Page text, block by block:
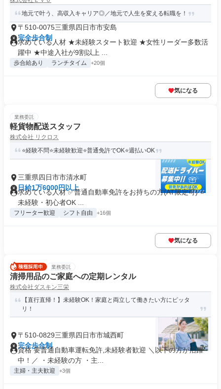
地元で叶う、高収入キャリア◎／地元で人生を変える転職を！
〒510-0075三重県四日市市安島
完全歩合制
求めている人材 ★未経験スタート歓迎 ★女性リーダー多数活
躍中 ★中途入社が9割以上 ...
歩合給あり ランチタイム +20個
気になる
業務委託
軽貨物配送スタッフ
株式会社 リクロス
⭐経験不問⭐未経験歓迎⭐普通免許でOK⭐週払いOK
三重県四日市市清水町
日給1万6000円以上
求めている人材 ✅普通自動車免許をお持ちの方(AT限定可) ⭐
未経験・初心者OK ...
フリーター歓迎 シフト自由 +16個
気になる
業務委託
清掃用品のご家庭への定期レンタル
株式会社ダスキン三栄
【直行直帰！】未経験OK！家庭と両立して働きたい方にピッタ
リ！
〒510-0829三重県四日市市城西町
完全歩合制
資格 要普通自動車運転免許,未経験者歓迎 ＼以下の方が活躍
中！／ ・未経験の方 ・主...
主婦・主夫歓迎 +3個